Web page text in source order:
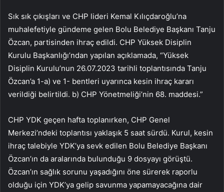
Sık sık çıkışları ve CHP lideri Kemal Kılıçdaroğlu’na
muhalefetiyle gündeme gelen Bolu Belediye Başkanı Tanju
Özcan, partisinden ihraç edildi. CHP Yüksek Disiplin
Kurulu Başkanlığı’ndan yapılan açıklamada, “Yüksek
Disiplin Kurulu’nun 26.07.2023 tarihli toplantısında Tanju
Özcan’a 1-a) ve 1- bentleri uyarınca kesin ihraç kararı
verildiği belirtildi. b) CHP Yönetmeliği’nin 68. maddesi.”
CHP YDK geçen hafta toplanırken, CHP Genel
Merkezi’ndeki toplantısı yaklaşık 5 saat sürdü. Kurul, kesin
ihraç talebiyle YDK’ya sevk edilen Bolu Belediye Başkanı
Özcan’ın da aralarında bulunduğu 9 dosyayı görüştü.
Özcan’ın sağlık sorunu yaşadığını öne sürerek raporlu
olduğu için YDK’ya gelip savunma yapamayacağına dair